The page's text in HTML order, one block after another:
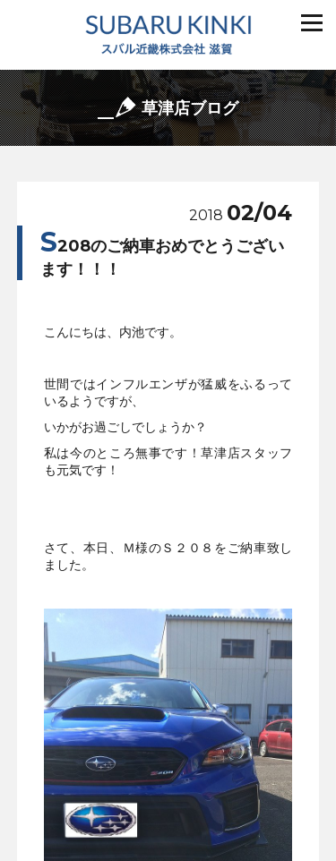
草津店ブログ
2018 02/04
S208のご納車おめでとうござい
ます！！！
こんにちは、内池です。
世間ではインフルエンザが猛威をふるって
いるようですが、
いかがお過ごしでしょうか？
私は今のところ無事です！草津店スタッフ
も元気です！
さて、本日、Ｍ様のＳ２０８をご納車致し
ました。